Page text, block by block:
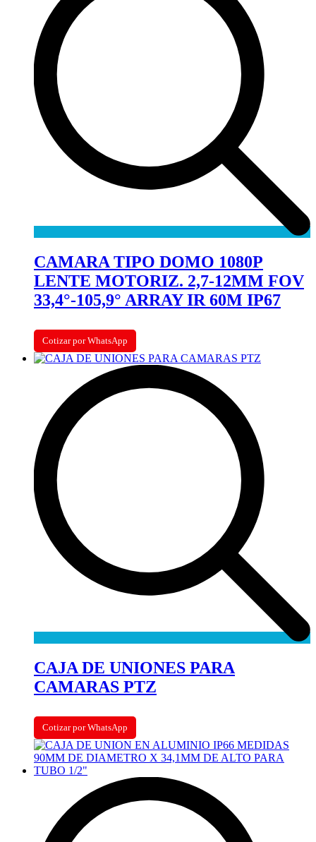
CAMARA TIPO DOMO 1080P
LENTE MOTORIZ. 2,7-12MM FOV
33,4°-105,9° ARRAY IR 60M IP67
Cotizar por WhatsApp
CAJA DE UNIONES PARA
CAMARAS PTZ
Cotizar por WhatsApp